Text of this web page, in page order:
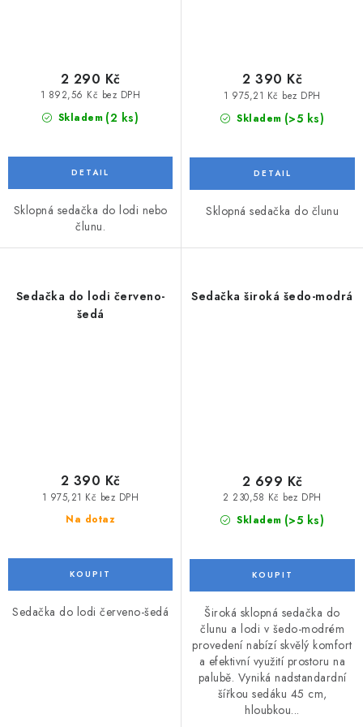
Skladem (2 ks)
1 892,56 Kč bez DPH
2 290 Kč
Sklopná sedačka do lodi nebo
člunu.
Skladem (>5 ks)
1 975,21 Kč bez DPH
2 390 Kč
Sklopná sedačka do člunu
Sedačka do lodi červeno-
šedá
Na dotaz
1 975,21 Kč bez DPH
2 390 Kč
Sedačka do lodi červeno-šedá
Sedačka široká šedo-modrá
Skladem (>5 ks)
2 230,58 Kč bez DPH
2 699 Kč
Široká sklopná sedačka do
člunu a lodi v šedo-modrém
provedení nabízí skvělý komfort
a efektivní využití prostoru na
palubě. Vyniká nadstandardní
šířkou sedáku 45 cm,
hloubkou...